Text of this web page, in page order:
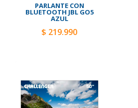
PARLANTE CON
BLUETOOTH JBL GO5
AZUL
$ 219.990